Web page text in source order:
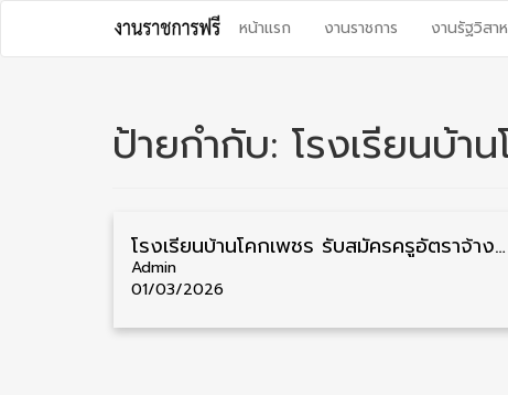
content
หน้าแรก งานราชการ งานรัฐวิสา
ป้ายกำกับ: โรงเรียนบ้า
โรงเรียนบ้านโคกเพชร รับสมัครครูอัตราจ้าง วุฒิ ป.ตรี เงินเดือน 6,000 บาท 1 อัตรา รับสมัคร 27 กุมภาพันธ์ – 5 มีนาคม
Admin
01/03/2026